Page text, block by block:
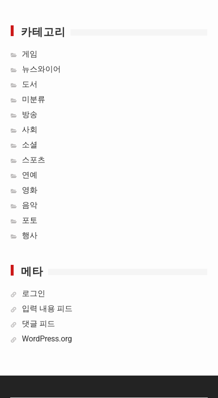
카테고리
게임
뉴스와이어
도서
미분류
방송
사회
소셜
스포츠
연예
영화
음악
포토
행사
메타
로그인
입력 내용 피드
댓글 피드
WordPress.org